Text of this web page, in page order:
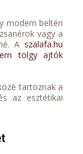
modern beltéri
vagy a
Aszalafa.hu
tölgy ajtók
tartoznak a
az esztétikai